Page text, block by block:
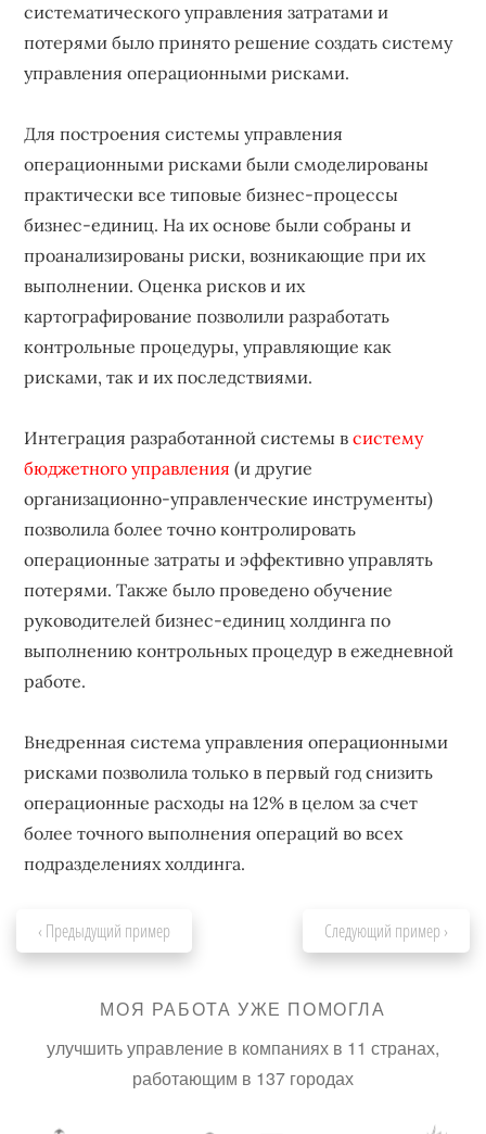
систематического управления затратами и
потерями было принято решение создать систему
управления операционными рисками.
Для построения системы управления
операционными рисками были смоделированы
практически все типовые бизнес-процессы
бизнес-единиц. На их основе были собраны и
проанализированы риски, возникающие при их
выполнении. Оценка рисков и их
картографирование позволили разработать
контрольные процедуры, управляющие как
рисками, так и их последствиями.
Интеграция разработанной системы всистему
бюджетного управления (и другие
организационно-управленческие инструменты)
позволила более точно контролировать
операционные затраты и эффективно управлять
потерями. Также было проведено обучение
руководителей бизнес-единиц холдинга по
выполнению контрольных процедур в ежедневной
работе.
Внедренная система управления операционными
рисками позволила только в первый год снизить
операционные расходы на 12% в целом за счет
более точного выполнения операций во всех
подразделениях холдинга.
‹ Предыдущий пример Следующий пример ›
МОЯ РАБОТА УЖЕ ПОМОГЛА
улучшить управление в компаниях в 11 странах,
работающим в 137 городах